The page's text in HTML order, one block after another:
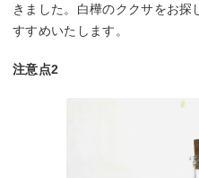
きました。白樺のククサをお
すすめいたします。
注意点2